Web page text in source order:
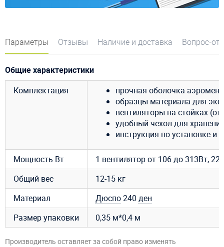
Параметры Отзывы Наличие и доставка Вопрос-
Общие характеристики
Комплектация
прочная оболочка
образцы материала для
вентиляторы на стойках
удобный чехол для
инструкция по установке и
Мощность Вт
1 вентилятор от 106 до 313Вт,
Общий вес
12-15 кг
Материал
Дюспо240 ден
Размер упаковки
0,35 м*0,4 м
Производитель оставляет за собой право изменять